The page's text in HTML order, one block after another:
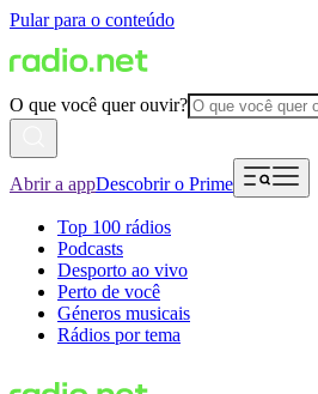
Pular para o conteúdo
O que você quer ouvir?
Abrir a appDescobrir o Prime
Top 100 rádios
Podcasts
Desporto ao vivo
Perto de você
Géneros musicais
Rádios por tema